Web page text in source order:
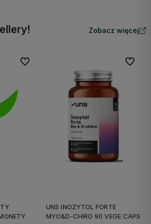
Zobacz więcej
Do ulubionych
UNS INOZYTOL FORTE
MYO&D-CHIRO 90 VEGE CAPS
Do